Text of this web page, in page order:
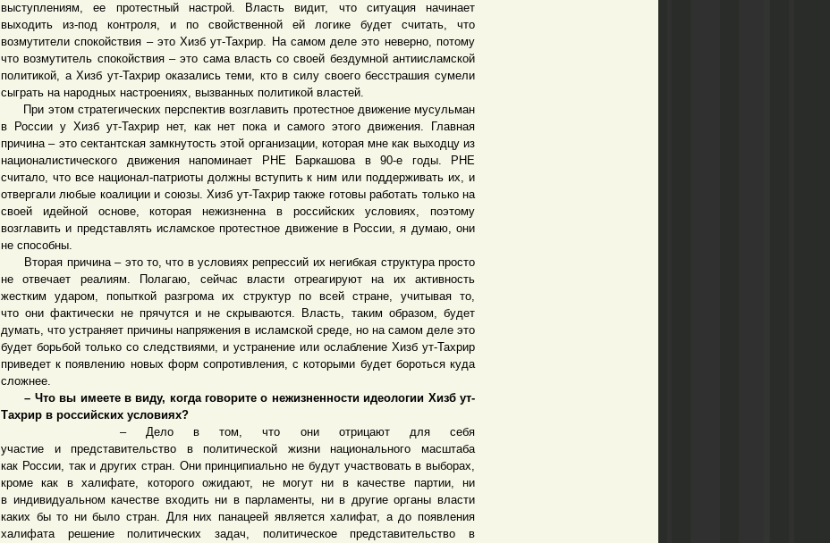
выступлениям, ее протестный настрой. Власть видит, что ситуация начинает
выходить из-под контроля, и по свойственной ей логике будет считать, что
возмутители спокойствия – это Хизб ут-Тахрир. На самом деле это неверно, потому
что возмутитель спокойствия – это сама власть со своей бездумной антиисламской
политикой, а Хизб ут-Тахрир оказались теми, кто в силу своего бесстрашия сумели
сыграть на народных настроениях, вызванных политикой властей.
При этом стратегических перспектив возглавить протестное движение мусульман
в России у Хизб ут-Тахрир нет, как нет пока и самого этого движения. Главная
причина – это сектантская замкнутость этой организации, которая мне как выходцу из
националистического движения напоминает РНЕ Баркашова в 90-е годы. РНЕ
считало, что все национал-патриоты должны вступить к ним или поддерживать их, и
отвергали любые коалиции и союзы. Хизб ут-Тахрир также готовы работать только на
своей идейной основе, которая нежизненна в российских условиях, поэтому
возглавить и представлять исламское протестное движение в России, я думаю, они
не способны.
Вторая причина – это то, что в условиях репрессий их негибкая структура просто
не отвечает реалиям. Полагаю, сейчас власти отреагируют на их активность
жестким ударом, попыткой разгрома их структур по всей стране, учитывая то,
что они фактически не прячутся и не скрываются. Власть, таким образом, будет
думать, что устраняет причины напряжения в исламской среде, но на самом деле это
будет борьбой только со следствиями, и устранение или ослабление Хизб ут-Тахрир
приведет к появлению новых форм сопротивления, с которыми будет бороться куда
сложнее.
– Что вы имеете в виду, когда говорите о нежизненности идеологии Хизб ут-
Тахрир в российских условиях?
– Дело в том, что они отрицают для себя
участие и представительство в политической жизни национального масштаба
как России, так и других стран. Они принципиально не будут участвовать в выборах,
кроме как в халифате, которого ожидают, не могут ни в качестве партии, ни
в индивидуальном качестве входить ни в парламенты, ни в другие органы власти
каких бы то ни было стран. Для них панацеей является халифат, а до появления
халифата решение политических задач, политическое представительство в